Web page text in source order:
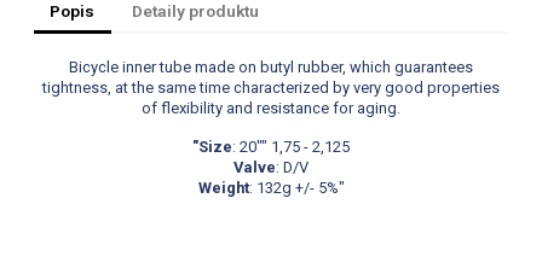
Popis Detaily produktu
Bicycle inner tube made on butyl rubber, which guarantees
tightness, at the same time characterized by very good properties
of flexibility and resistance for aging.
"Size: 20"" 1,75 - 2,125
Valve: D/V
Weight: 132g +/- 5%"